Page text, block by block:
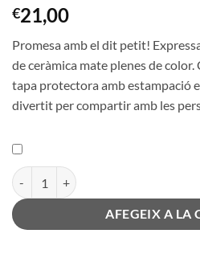
€21,00
Promesa amb el dit petit!
de ceràmica mate plenes de
tapa protectora amb estampació
divertit per compartir amb les
quantitat de Espelma Promesa amb el
AFEGEIX A LA